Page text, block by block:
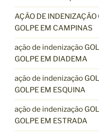
AÇÃO DE
GOLPE EM CAMPINAS
ação de indenização
GOLPE EM DIADEMA
ação de indenização
GOLPE EM ESQUINA
ação de indenização
GOLPE EM ESTRADA